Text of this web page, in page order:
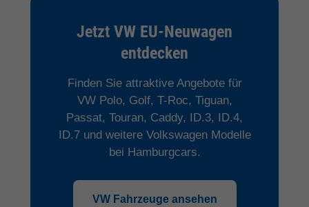
Jetzt VW EU-Neuwagen
entdecken
Finden Sie attraktive Angebote für
VW Polo, Golf, T-Roc, Tiguan,
Passat, Touran, Caddy, ID.3, ID.4,
ID.7 und weitere Volkswagen Modelle
bei Hamburgcars.
VW Fahrzeuge ansehen